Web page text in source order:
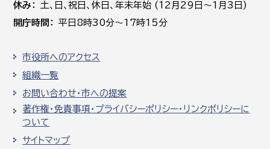
休み
土､日､祝日、休日、年末年始 (12月29日～1月3日)
開庁時間
平日8時30分～17時15分
市役所へのアクセス
組織一覧
お問い合わせ・市への提案
著作権・免責事項・プライバシーポリシー・リンクポリシーに
ついて
サイトマップ